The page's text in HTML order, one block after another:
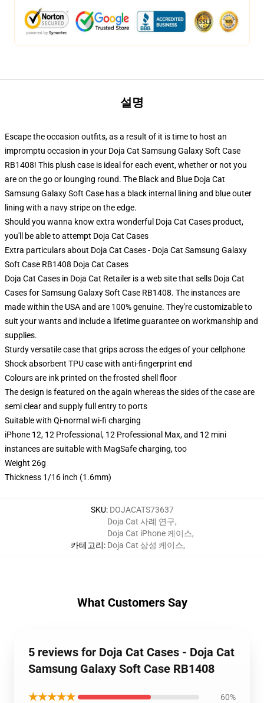
설명
Escape the occasion outfits, as a result of it is time to host an
impromptu occasion in your Doja Cat Samsung Galaxy Soft Case
RB1408! This plush case is ideal for each event, whether or not you
are on the go or lounging round. The Black and Blue Doja Cat
Samsung Galaxy Soft Case has a black internal lining and blue outer
lining with a navy stripe on the edge.
Should you wanna know extra wonderful Doja Cat Cases product,
you'll be able to attempt Doja Cat Cases
Extra particulars about Doja Cat Cases - Doja Cat Samsung Galaxy
Soft Case RB1408 Doja Cat Cases
Doja Cat Cases in Doja Cat Retailer is a web site that sells Doja Cat
Cases for Samsung Galaxy Soft Case RB1408. The instances are
made within the USA and are 100% genuine. They're customizable to
suit your wants and include a lifetime guarantee on workmanship and
supplies.
Sturdy versatile case that grips across the edges of your cellphone
Shock absorbent TPU case with anti-fingerprint end
Colours are ink printed on the frosted shell floor
The design is featured on the again whereas the sides of the case are
semi clear and supply full entry to ports
Suitable with Qi-normal wi-fi charging
iPhone 12, 12 Professional, 12 Professional Max, and 12 mini
instances are suitable with MagSafe charging, too
Weight 26g
Thickness 1/16 inch (1.6mm)
SKU: DOJACATS73637
카테고리:
Doja Cat 사례 연구,
Doja Cat iPhone 케이스,
Doja Cat 삼성 케이스,
What Customers Say
5 reviews for Doja Cat Cases - Doja Cat
Samsung Galaxy Soft Case RB1408
★★★★★ 60%